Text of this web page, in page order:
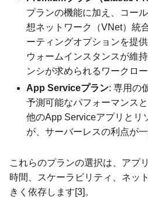
プランの機能に加え、コー
想ネットワーク（VNet）統
ーティングオプションを提
ウォームインスタンスが維
ンシが求められるワークロ
App Serviceプラン: 専用の
予測可能なパフォーマンス
他のApp Serviceアプリとリ
が、サーバーレスの利点が
これらのプランの選択は、アプ
時間、スケーラビリティ、ネッ
きく依存します[3]。